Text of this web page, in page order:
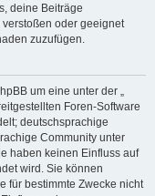
deine Beiträge
oder geeignet
zuzufügen.
um eine unter der „
Foren-Software
deutschsprachige
Community unter
haben keinen Einfluss auf
wird. Sie können
für bestimmte Zwecke nicht